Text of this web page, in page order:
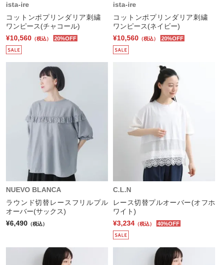
ista-ire
コットンポプリンダリア刺繍
ワンピース(チャコール)
¥10,560 （税込） 20%OFF
ista-ire
コットンポプリンダリア刺繍
ワンピース(ネイビー)
¥10,560 （税込） 20%OFF
NUEVO BLANCA
ラウンド切替レースフリルプル
オーバー(サックス)
¥6,490 （税込）
C.L.N
レース切替プルオーバー(オフホ
ワイト)
¥3,234 （税込） 40%OFF